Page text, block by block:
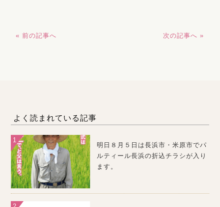
« 前の記事へ 次の記事へ »
よく読まれている記事
明日８月５日は長浜市・米原市でパ
ルティール長浜の折込チラシが入り
ます。